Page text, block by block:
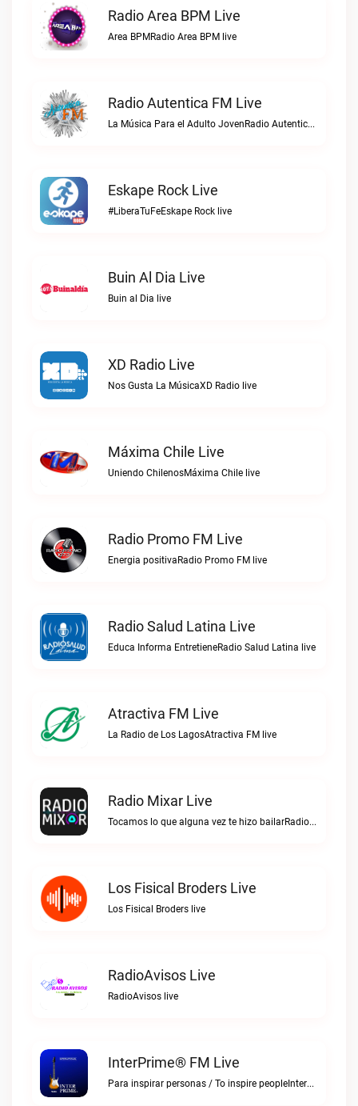
Radio Area BPM Live
Area BPMRadio Area BPM live
Radio Autentica FM Live
La Música Para el Adulto JovenRadio Autentica FM live
Eskape Rock Live
#LiberaTuFeEskape Rock live
Buin Al Dia Live
Buin al Dia live
XD Radio Live
Nos Gusta La MúsicaXD Radio live
Máxima Chile Live
Uniendo ChilenosMáxima Chile live
Radio Promo FM Live
Energia positivaRadio Promo FM live
Radio Salud Latina Live
Educa Informa EntretieneRadio Salud Latina live
Atractiva FM Live
La Radio de Los LagosAtractiva FM live
Radio Mixar Live
Tocamos lo que alguna vez te hizo bailarRadio Mixar live
Los Fisical Broders Live
Los Fisical Broders live
RadioAvisos Live
RadioAvisos live
InterPrime® FM Live
Para inspirar personas / To inspire peopleInterPrime® FM live